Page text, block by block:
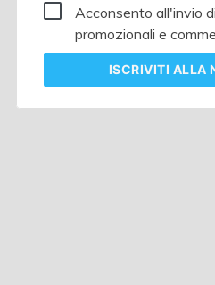
Acconsento all'invio
promozionali e
ISCRIVITI ALLA